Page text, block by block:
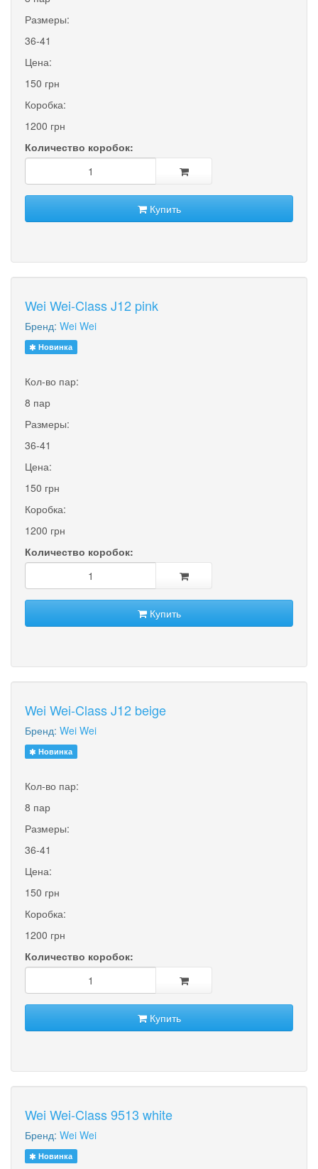
Размеры:
36-41
Цена:
150 грн
Коробка:
1200 грн
Количество коробок:
Купить
Wei Wei-Class J12 pink
Бренд: Wei Wei
Новинка
Кол-во пар:
8 пар
Размеры:
36-41
Цена:
150 грн
Коробка:
1200 грн
Количество коробок:
Купить
Wei Wei-Class J12 beige
Бренд: Wei Wei
Новинка
Кол-во пар:
8 пар
Размеры:
36-41
Цена:
150 грн
Коробка:
1200 грн
Количество коробок:
Купить
Wei Wei-Class 9513 white
Бренд: Wei Wei
Новинка